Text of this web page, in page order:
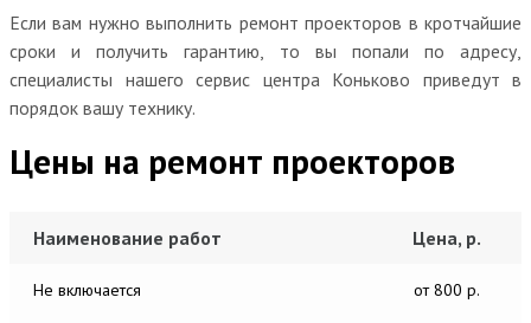
Если вам нужно выполнить ремонт проекторов в кротчайшие
сроки и получить гарантию, то вы попали по адресу,
специалисты нашего сервис центра Коньково приведут в
порядок вашу технику.
Цены на ремонт проекторов
Наименование работ Цена, р.
Не включается от 800 р.